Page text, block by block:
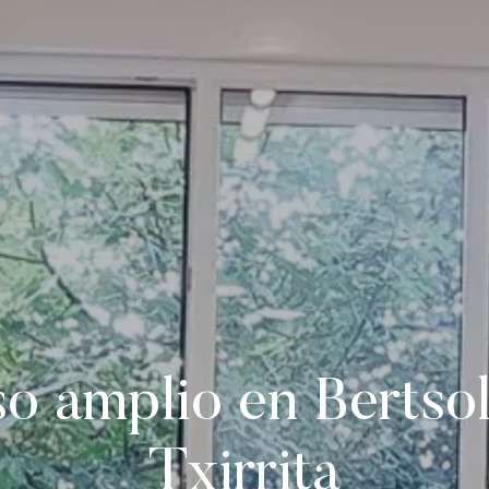
amplio en
Txirrita